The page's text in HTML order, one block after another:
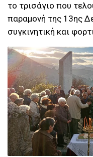
το τρισάγιο που
παραμονή της 13ης
συγκινητική και